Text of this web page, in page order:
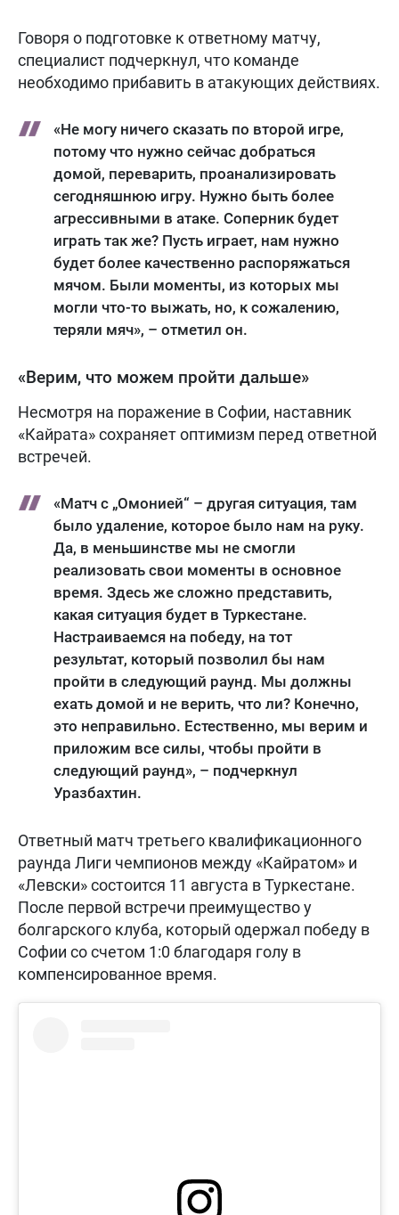
Говоря о подготовке к ответному матчу,
специалист подчеркнул, что команде
необходимо прибавить в атакующих действиях.
«Не могу ничего сказать по второй игре,
потому что нужно сейчас добраться
домой, переварить, проанализировать
сегодняшнюю игру. Нужно быть более
агрессивными в атаке. Соперник будет
играть так же? Пусть играет, нам нужно
будет более качественно распоряжаться
мячом. Были моменты, из которых мы
могли что-то выжать, но, к сожалению,
теряли мяч», – отметил он.
«Верим, что можем пройти дальше»
Несмотря на поражение в Софии, наставник
«Кайрата» сохраняет оптимизм перед ответной
встречей.
«Матч с „Омонией“ – другая ситуация, там
было удаление, которое было нам на руку.
Да, в меньшинстве мы не смогли
реализовать свои моменты в основное
время. Здесь же сложно представить,
какая ситуация будет в Туркестане.
Настраиваемся на победу, на тот
результат, который позволил бы нам
пройти в следующий раунд. Мы должны
ехать домой и не верить, что ли? Конечно,
это неправильно. Естественно, мы верим и
приложим все силы, чтобы пройти в
следующий раунд», – подчеркнул
Уразбахтин.
Ответный матч третьего квалификационного
раунда Лиги чемпионов между «Кайратом» и
«Левски» состоится 11 августа в Туркестане.
После первой встречи преимущество у
болгарского клуба, который одержал победу в
Софии со счетом 1:0 благодаря голу в
компенсированное время.